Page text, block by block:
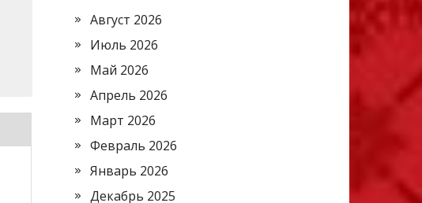
Август 2026
Июль 2026
Май 2026
Апрель 2026
Март 2026
Февраль 2026
Январь 2026
Декабрь 2025